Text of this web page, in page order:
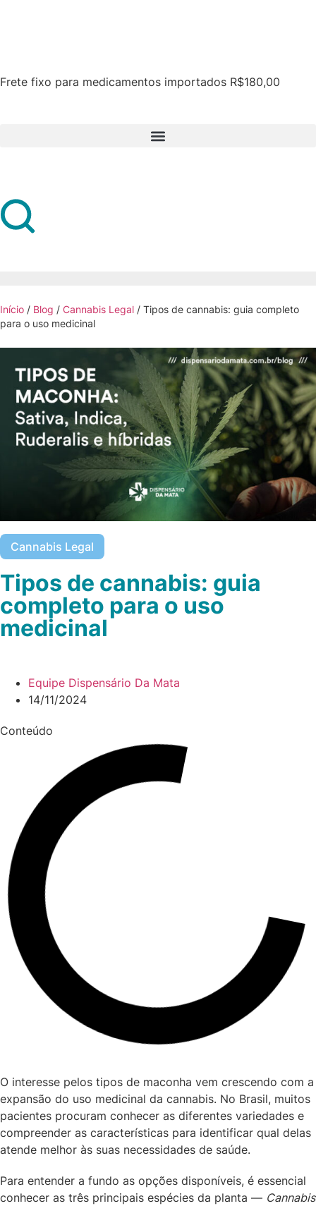
Frete fixo para medicamentos importados R$180,00
Início / Blog / Cannabis Legal / Tipos de cannabis: guia completo
para o uso medicinal
Cannabis Legal
Tipos de cannabis: guia
completo para o uso
medicinal
Equipe Dispensário Da Mata
14/11/2024
Conteúdo
O interesse pelos tipos de maconha vem crescendo com a
expansão do uso medicinal da cannabis. No Brasil, muitos
pacientes procuram conhecer as diferentes variedades e
compreender as características para identificar qual delas
atende melhor às suas necessidades de saúde.
Para entender a fundo as opções disponíveis, é essencial
conhecer as três principais espécies da planta — Cannabis